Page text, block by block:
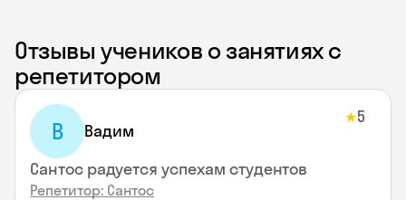
Отзывы учеников о занятиях с
репетитором
В Вадим
★5
Сантос радуется успехам студентов
Репетитор: Сантос